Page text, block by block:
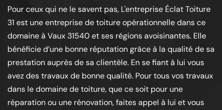
Pour ceux qui ne le savent pas, L'entreprise Éclat Toiture
31 est une entreprise de toiture opérationnelle dans ce
domaine à Vaux 31540 et ses régions avoisinantes. Elle
bénéficie d’une bonne réputation grâce à la qualité de sa
prestation auprès de sa clientèle. En se fiant à lui vous
avez des travaux de bonne qualité. Pour tous vos travaux
dans le domaine de toiture, que ce soit pour une
réparation ou une rénovation, faites appel à lui et vous